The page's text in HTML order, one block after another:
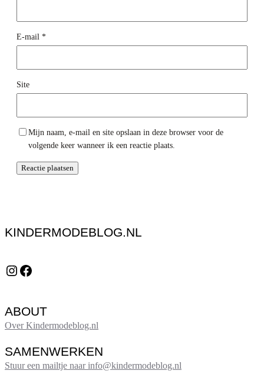
E-mail *
Site
Mijn naam, e-mail en site opslaan in deze browser voor de
volgende keer wanneer ik een reactie plaats.
KINDERMODEBLOG.NL
Instagram Facebook
ABOUT
Over Kindermodeblog.nl
SAMENWERKEN
Stuur een mailtje naar info@kindermodeblog.nl